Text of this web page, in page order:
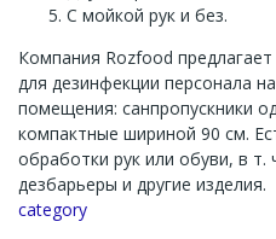
С мойкой рук и без.
Компания Rozfood
для дезинфекции персонала
помещения: санпропускники
компактные шириной 90 см.
обработки рук или обуви, в
дезбарьеры и другие изделия.
Channel
category